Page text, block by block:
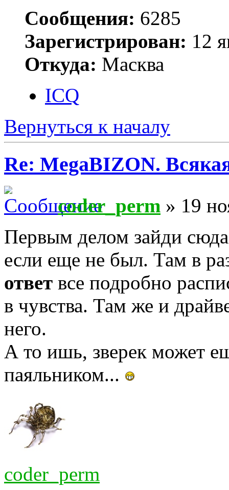
Сообщения: 6285
Зарегистрирован: 12
Откуда: Масква
ICQ
Вернуться к началу
Re: MegaBIZON.
coder_perm » 19
Первым делом зайди
если еще не был. Там в
ответ все подробно
в чувства. Там же и
него.
А то ишь, зверек может
паяльником...
coder_perm